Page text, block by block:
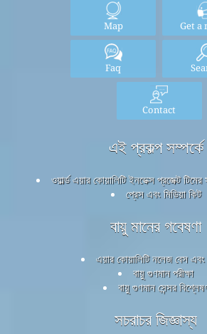
Map Get a
Faq
Contact
এই প্রকল্প সম্পর্কে
ওয়ার্ল্ড এয়ার কোয়ালিটি ইনডেক্স প্রজেক্ট
প্রেস এবং মিডিয়া কিট
বায়ু মানের গবেষণা
এয়ার কোয়ালিটি নলেজ বেস
বায়ু গুণমান পরীক্ষা
বায়ু গুণমান সেন্সর
সচরাচর জিজ্ঞাস্য